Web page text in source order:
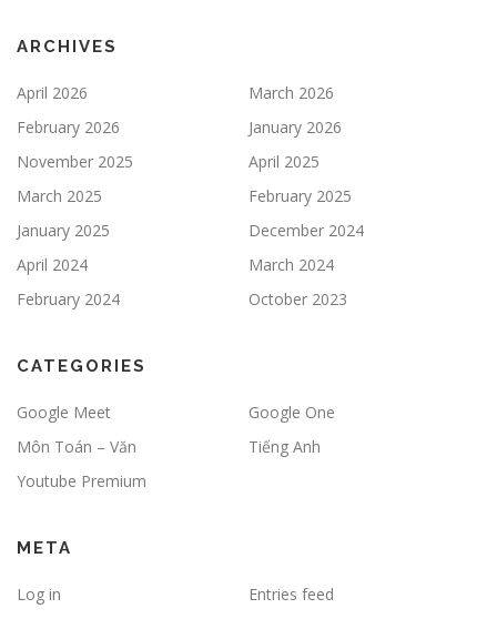
ARCHIVES
April 2026
March 2026
February 2026
January 2026
November 2025
April 2025
March 2025
February 2025
January 2025
December 2024
April 2024
March 2024
February 2024
October 2023
CATEGORIES
Google Meet
Google One
Môn Toán – Văn
Tiếng Anh
Youtube Premium
META
Log in
Entries feed